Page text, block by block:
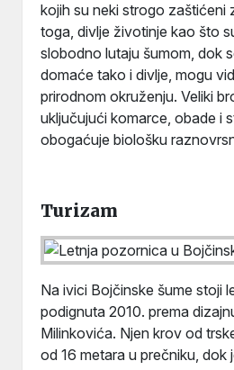
kojih su neki strogo zaštićeni
toga, divlje životinje kao što
slobodno lutaju šumom, dok
domaće tako i divlje, mogu
prirodnom okruženju. Veliki
uključujući komarce, obade i
obogaćuje biološku
Turizam
Na ivici Bojčinske šume stoji
podignuta 2010. prema
Milinkovića. Njen krov od
od 16 metara u prečniku, dok